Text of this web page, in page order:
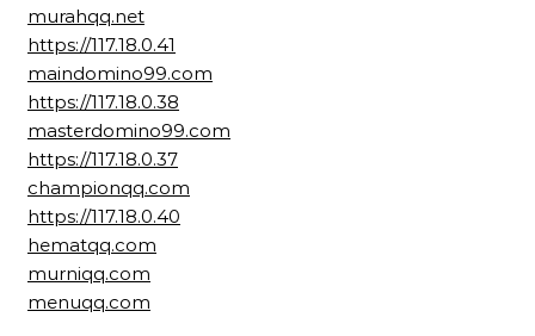
murahqq.net
https://117.18.0.41
maindomino99.com
https://117.18.0.38
masterdomino99.com
https://117.18.0.37
championqq.com
https://117.18.0.40
hematqq.com
murniqq.com
menuqq.com